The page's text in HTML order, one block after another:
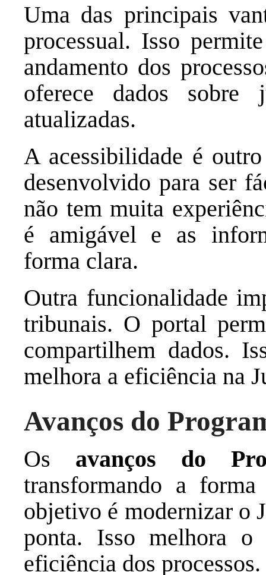
Uma das principais
processual. Isso
andamento dos
oferece dados sobre
atualizadas.
A acessibilidade é
desenvolvido para ser
não tem muita
é amigável e as
forma clara.
Outra funcionalidade
tribunais. O portal
compartilhem dados.
melhora a eficiência na
Avanços do
Os avanços do
transformando a
objetivo é modernizar o
ponta. Isso melhora o
eficiência dos processos.